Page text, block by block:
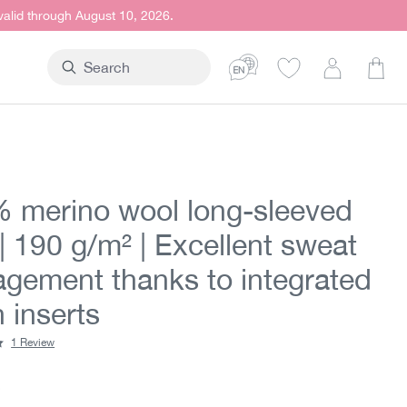
through August 10, 2026.
merino wool long-sleeved
190 g/m² | Excellent sweat
thanks to integrated
inserts
price:
1 Review